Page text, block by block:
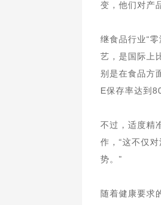
变，他们对产
继食品行业“
艺，是国际上
别是在食品方
E保存率达到
不过，适度精
作，“这不仅
势。”
随着健康要求